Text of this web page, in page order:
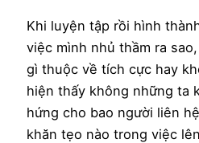
Khi luyện tập rồi hình
việc mình nhủ thầm ra
gì thuộc về tích cực hay
hiện thấy không những ta
hứng cho bao người liên
khăn tẹo nào trong việc